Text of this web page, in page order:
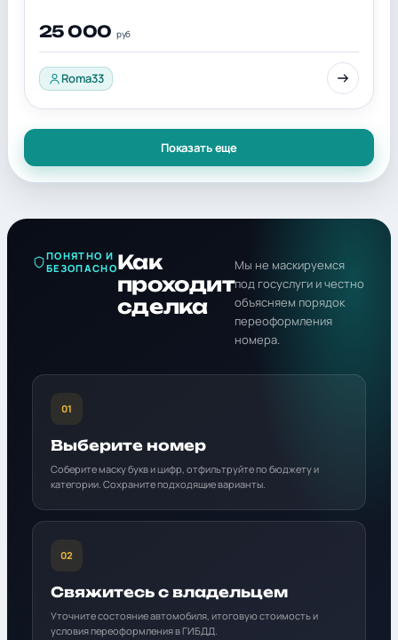
25 000 руб
Roma33
Показать еще
ПОНЯТНО И
БЕЗОПАСНОКак
проходит
сделка
Мы не маскируемся
под госуслуги и честно
объясняем порядок
переоформления
номера.
01
Выберите номер
Соберите маску букв и цифр, отфильтруйте по бюджету и
категории. Сохраните подходящие варианты.
02
Свяжитесь с владельцем
Уточните состояние автомобиля, итоговую стоимость и
условия переоформления в ГИБДД.